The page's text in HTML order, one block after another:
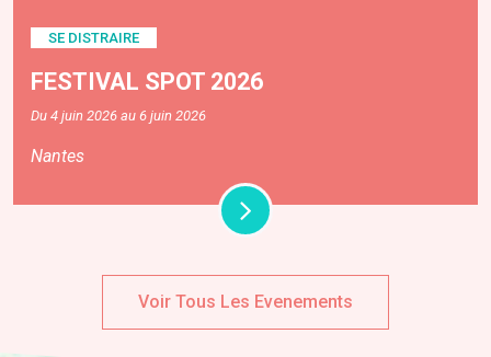
SE DISTRAIRE
FESTIVAL SPOT 2026
Du 4 juin 2026 au 6 juin 2026
Nantes
Voir Tous Les Evenements